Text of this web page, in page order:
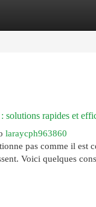
solutions rapides et
laraycph963860
pas comme il est
Voici quelques